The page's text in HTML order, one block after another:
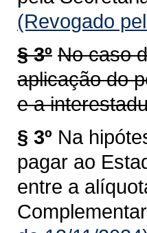
(Revogado
§ 3º No caso
aplicação do
e a
§ 3º Na
pagar ao
entre a